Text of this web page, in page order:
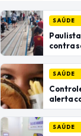
SAÚDE
contra
SAÚDE
alerta
SAÚDE